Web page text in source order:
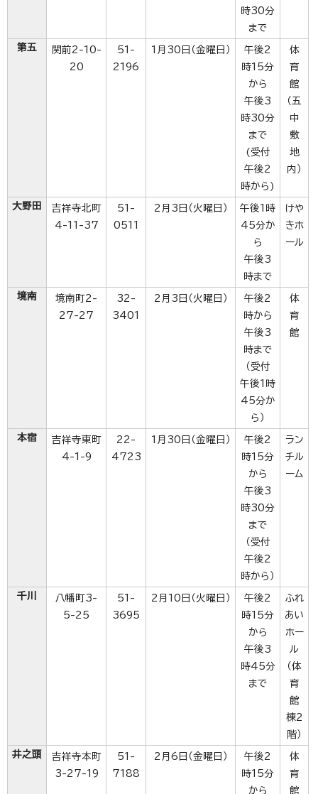
時30分
まで
第五
関前2-10-
20
51-
2196
1月30日（金曜日）
午後2
時15分
から
午後3
時30分
まで
(受付
午後2
時から)
体
育
館
（五
中
敷
地
内）
大野田
吉祥寺北町
4-11-37
51-
0511
2月3日（火曜日）
午後1時
45分か
ら
午後3
時まで
けや
きホ
ール
境南
境南町2-
27-27
32-
3401
2月3日（火曜日）
午後2
時から
午後3
時まで
（受付
午後1時
45分か
ら）
体
育
館
本宿
吉祥寺東町
4-1-9
22-
4723
1月30日（金曜日）
午後2
時15分
から
午後3
時30分
まで
（受付
午後2
時から）
ラン
チル
ーム
千川
八幡町3-
5-25
51-
3695
2月10日（火曜日）
午後2
時15分
から
午後3
時45分
まで
ふれ
あい
ホー
ル
（体
育
館
棟2
階）
井之頭
吉祥寺本町
3-27-19
51-
7188
2月6日（金曜日）
午後2
時15分
から
体
育
館